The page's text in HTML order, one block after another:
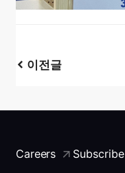
이전글
Careers Subscribe